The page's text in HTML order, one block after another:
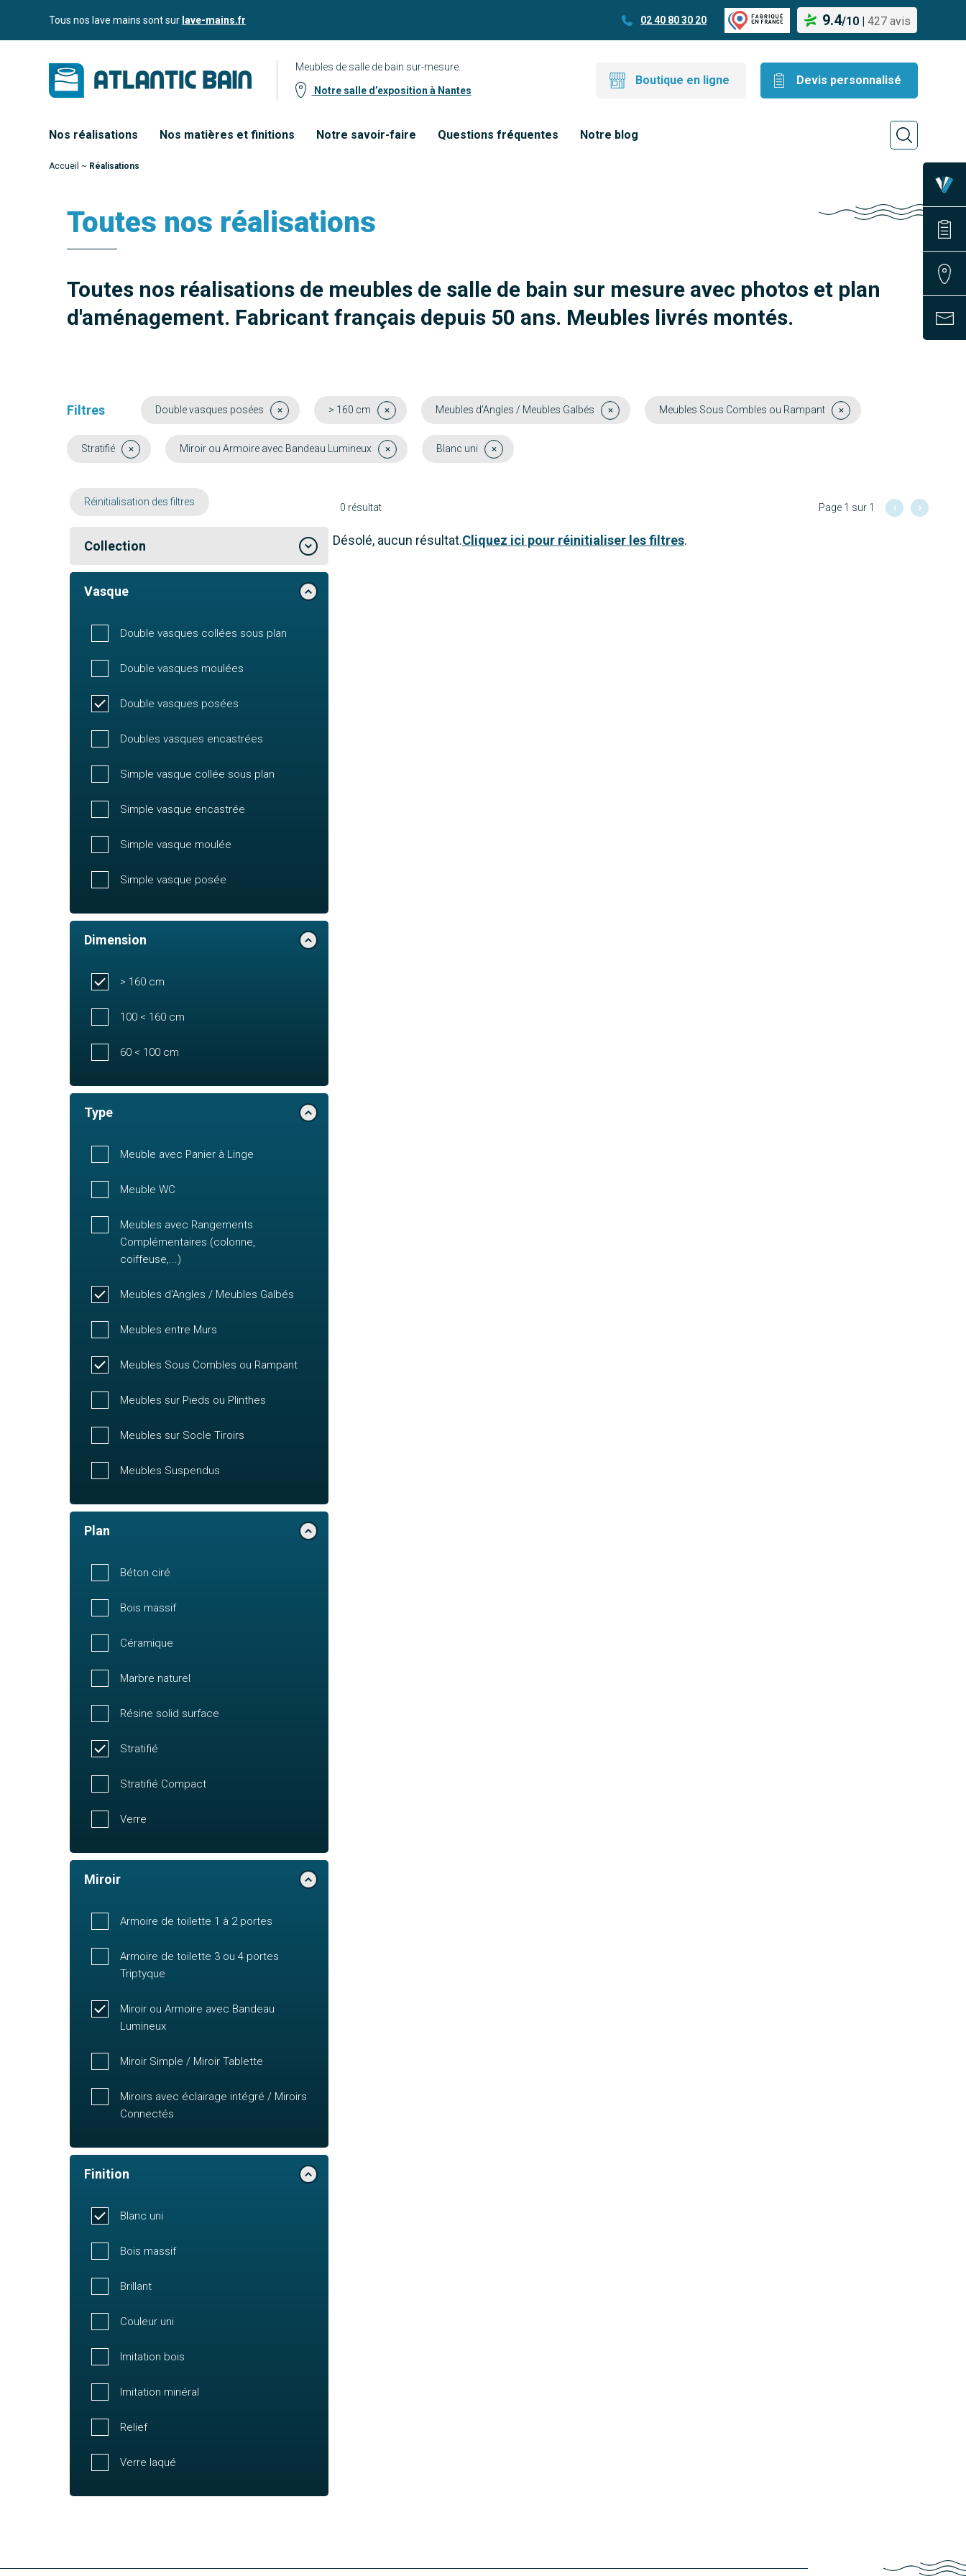
Aller auTous nos lave mains sont sur lave-mains.fr 02 40 80 30 20 9.4/10 | 427 avis
Meubles de salle de bain sur-mesure.
Notre salle d’exposition à Nantes
Boutique en ligne Devis personnalisé
Nos réalisations Nos matières et finitions Notre savoir-faire Questions fréquentes Notre blog
Accueil ~ Réalisations
Toutes nos réalisations
Toutes nos réalisations de meubles de salle de bain sur mesure avec photos et plan
d'aménagement. Fabricant français depuis 50 ans. Meubles livrés montés.
Filtres Double vasques posées > 160 cm Meubles d'Angles / Meubles Galbés Meubles Sous Combles ou Rampant
Stratifié Miroir ou Armoire avec Bandeau Lumineux Blanc uni
Réinitialisation des filtres
Collection
Vasque
Double vasques collées sous plan
Double vasques moulées
Double vasques posées
Doubles vasques encastrées
Simple vasque collée sous plan
Simple vasque encastrée
Simple vasque moulée
Simple vasque posée
Dimension
> 160 cm
100 < 160 cm
60 < 100 cm
Type
Meuble avec Panier à Linge
Meuble WC
Meubles avec Rangements
Complémentaires (colonne,
coiffeuse,...)
Meubles d'Angles / Meubles Galbés
Meubles entre Murs
Meubles Sous Combles ou Rampant
Meubles sur Pieds ou Plinthes
Meubles sur Socle Tiroirs
Meubles Suspendus
Plan
Béton ciré
Bois massif
Céramique
Marbre naturel
Résine solid surface
Stratifié
Stratifié Compact
Verre
Miroir
Armoire de toilette 1 à 2 portes
Armoire de toilette 3 ou 4 portes
Triptyque
Miroir ou Armoire avec Bandeau
Lumineux
Miroir Simple / Miroir Tablette
Miroirs avec éclairage intégré / Miroirs
Connectés
Finition
Blanc uni
Bois massif
Brillant
Couleur uni
Imitation bois
Imitation minéral
Relief
Verre laqué
0 résultat Page 1 sur 1
Désolé, aucun résultat.Cliquez ici pour réinitialiser les filtres.